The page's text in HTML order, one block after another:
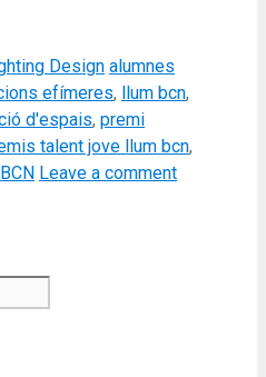
Design Tags
alumnes
efímeres, llum bcn,
d'espais, premi
talent jove llum bcn,
Leave a comment